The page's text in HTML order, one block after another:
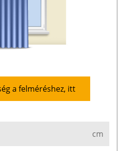
a felméréshez, itt
cm